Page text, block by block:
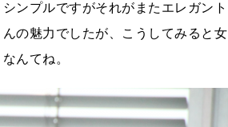
ンプルですがそれがまたエレガント
の魅力でしたが、こうしてみると女
んてね。